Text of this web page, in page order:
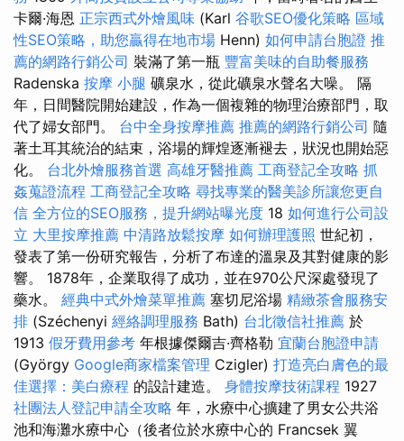
卡爾·海恩 正宗西式外燴風味 (Karl 谷歌SEO優化策略 區域
性SEO策略，助您贏得在地市場 Henn) 如何申請台胞證 推
薦的網路行銷公司 裝滿了第一瓶 豐富美味的自助餐服務
Radenska 按摩 小腿 礦泉水，從此礦泉水聲名大噪。 隔
年，日間醫院開始建設，作為一個複雜的物理治療部門，取
代了婦女部門。 台中全身按摩推薦 推薦的網路行銷公司 隨
著土耳其統治的結束，浴場的輝煌逐漸褪去，狀況也開始惡
化。 台北外燴服務首選 高雄牙醫推薦 工商登記全攻略 抓
姦蒐證流程 工商登記全攻略 尋找專業的醫美診所讓您更自
信 全方位的SEO服務，提升網站曝光度 18 如何進行公司設
立 大里按摩推薦 中清路放鬆按摩 如何辦理護照 世紀初，
發表了第一份研究報告，分析了布達的溫泉及其對健康的影
響。 1878年，企業取得了成功，並在970公尺深處發現了
藥水。 經典中式外燴菜單推薦 塞切尼浴場 精緻茶會服務安
排 (Széchenyi 經絡調理服務 Bath) 台北徵信社推薦 於
1913 假牙費用參考 年根據傑爾吉·齊格勒 宜蘭台胞證申請
(György Google商家檔案管理 Czigler) 打造亮白膚色的最
佳選擇：美白療程 的設計建造。 身體按摩技術課程 1927
社團法人登記申請全攻略 年，水療中心擴建了男女公共浴
池和海灘水療中心（後者位於水療中心的 Francsek 翼